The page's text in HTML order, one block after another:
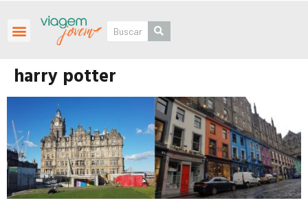
harry potter